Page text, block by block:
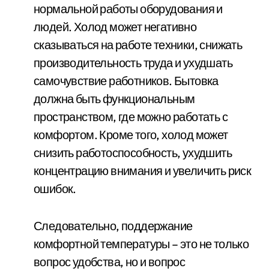
нормальной работы оборудования и
людей. Холод может негативно
сказываться на работе техники, снижать
производительность труда и ухудшать
самочувствие работников. Бытовка
должна быть функциональным
пространством, где можно работать с
комфортом. Кроме того, холод может
снизить работоспособность, ухудшить
концентрацию внимания и увеличить риск
ошибок.
Следовательно, поддержание
комфортной температуры – это не только
вопрос удобства, но и вопрос